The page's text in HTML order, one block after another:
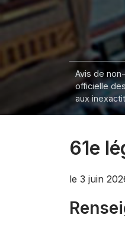
Avis de
officielle
aux
61e
le 3 juin